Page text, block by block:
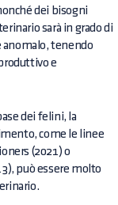
dei bisogni
sarà in grado di
anomalo, tenendo
e
dei felini, la
come le linee
(2021) o
può essere molto